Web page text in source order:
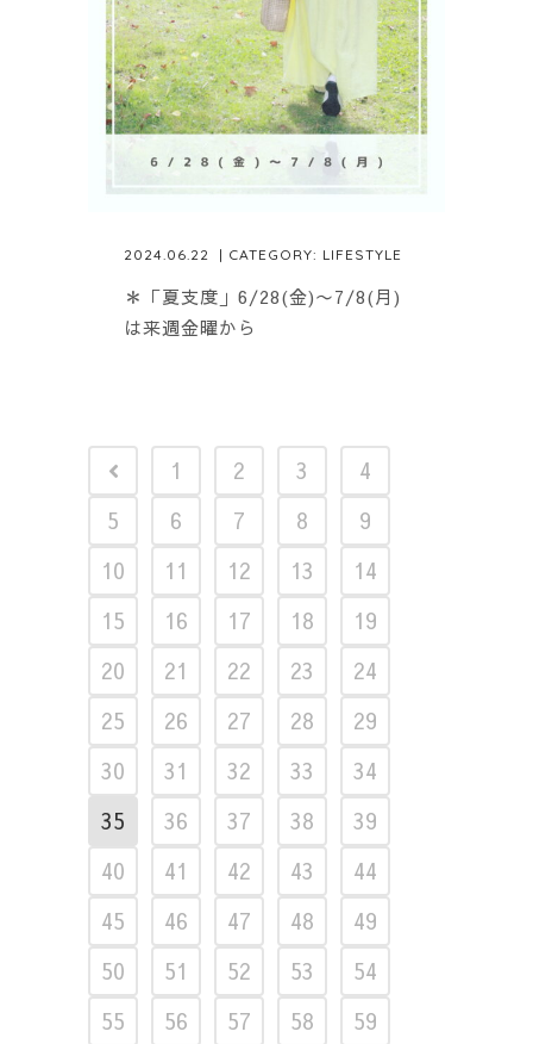
2024.06.22 | CATEGORY: LIFESTYLE
＊「夏支度」6/28(金)〜7/8(月)
は来週金曜から
1 2 3
4
5
6 7 8
9
10
11 12 13
14
15
16 17 18
19
20
21 22 23
24
25
26 27 28
29
30
31 32 33
34
35
36 37 38
39
40
41 42 43
44
45
46 47 48
49
50
51 52 53
54
55
56 57 58
59